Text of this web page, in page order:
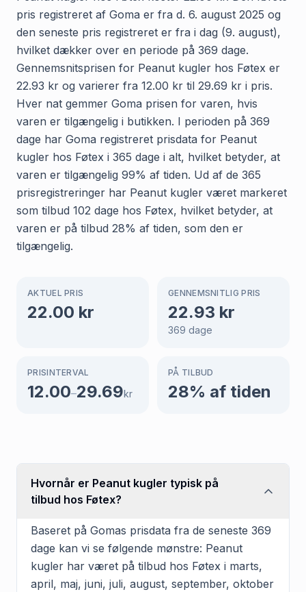
pris registreret af Goma er fra d. 6. august 2025 og
den seneste pris registreret er fra i dag (9. august),
hvilket dækker over en periode på 369 dage.
Gennemsnitsprisen for Peanut kugler hos Føtex er
22.93 kr og varierer fra 12.00 kr til 29.69 kr i pris.
Hver nat gemmer Goma prisen for varen, hvis
varen er tilgængelig i butikken. I perioden på 369
dage har Goma registreret prisdata for Peanut
kugler hos Føtex i 365 dage i alt, hvilket betyder, at
varen er tilgængelig 99% af tiden. Ud af de 365
prisregistreringer har Peanut kugler været markeret
som tilbud 102 dage hos Føtex, hvilket betyder, at
varen er på tilbud 28% af tiden, som den er
tilgængelig.
AKTUEL PRIS
22.00 kr
GENNEMSNITLIG PRIS
22.93 kr
369 dage
PRISINTERVAL
12.00–29.69kr
PÅ TILBUD
28% af tiden
Hvornår er Peanut kugler typisk på
tilbud hos Føtex?
Baseret på Gomas prisdata fra de seneste 369
dage kan vi se følgende mønstre: Peanut
kugler har været på tilbud hos Føtex i marts,
april, maj, juni, juli, august, september, oktober